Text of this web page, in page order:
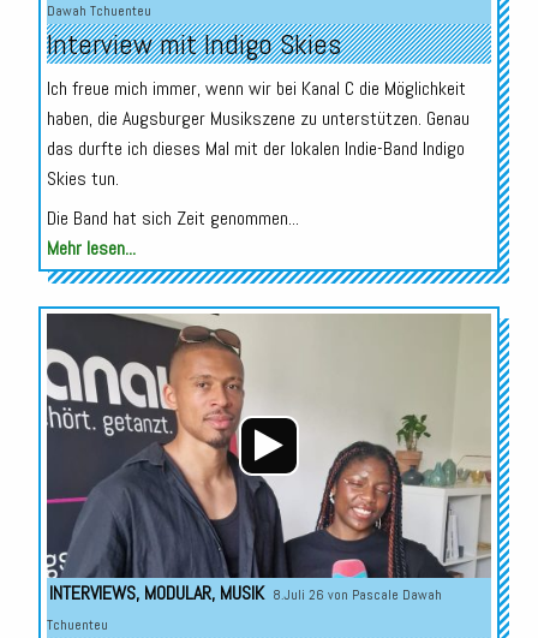
Dawah Tchuenteu
Interview mit Indigo Skies
Ich freue mich immer, wenn wir bei Kanal C die Möglichkeit
haben, die Augsburger Musikszene zu unterstützen. Genau
das durfte ich dieses Mal mit der lokalen Indie-Band Indigo
Skies tun.
Die Band hat sich Zeit genommen...
Mehr lesen...
Audio-
Player
INTERVIEWS, MODULAR, MUSIK 8.Juli 26 von Pascale Dawah
Tchuenteu